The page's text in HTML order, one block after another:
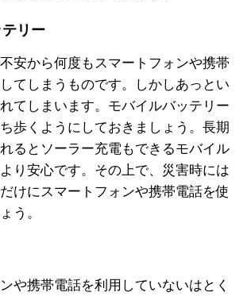
リー
安から何度もスマートフォンや携帯
てしまうものです。しかしあっとい
てしまいます。モバイルバッテリー
歩くようにしておきましょう。長期
るとソーラー充電もできるモバイル
り安心です。その上で、災害時には
けにスマートフォンや携帯電話を使
う。
や携帯電話を利用していないはとく